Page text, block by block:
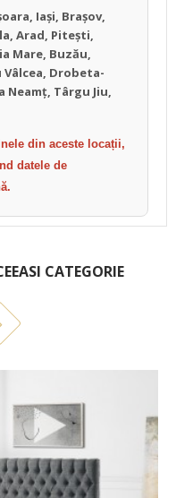
Iași, Brașov,
Arad, Pitești,
Mare, Buzău,
Vâlcea, Drobeta-
Neamț, Târgu Jiu,
din aceste locații,
datele de
CATEGORIE